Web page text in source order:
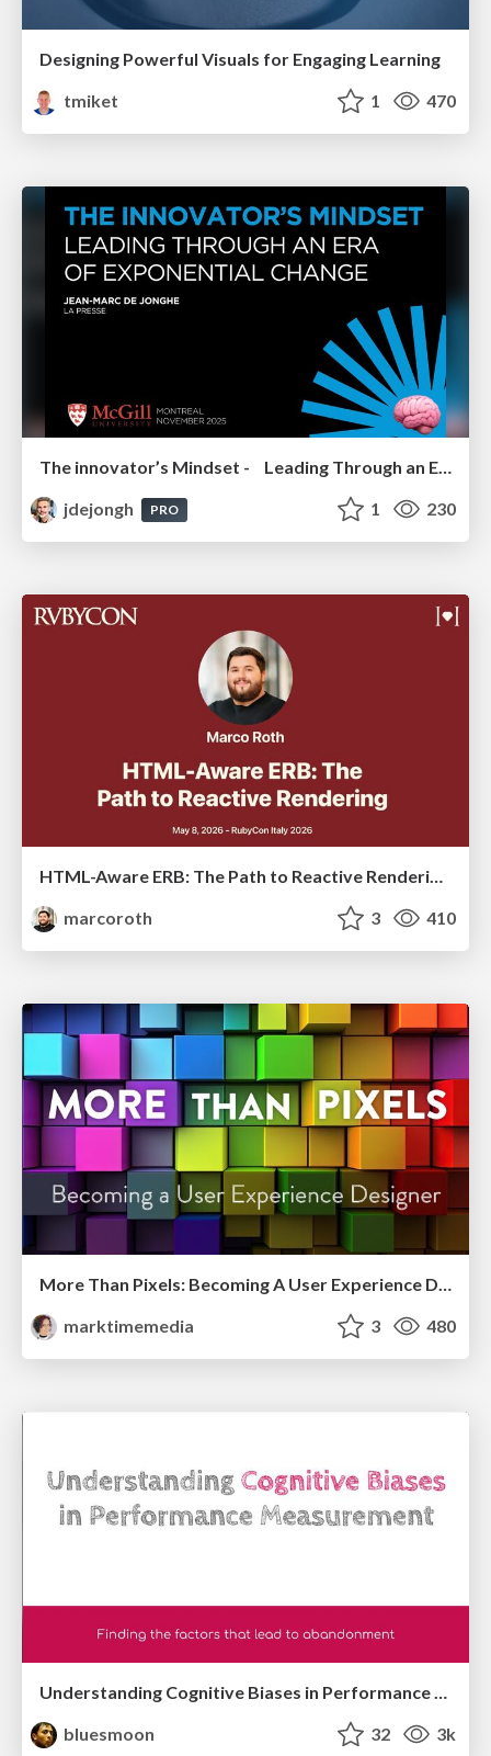
Designing Powerful Visuals for Engaging Learning
tmiket
1 470
The innovator’s Mindset - Leading Through an Era of Exponential Change - McGill University 2025
jdejongh
PRO 1 230
marcoroth
3 410
More Than Pixels: Becoming A User Experience Designer
marktimemedia
3 480
Understanding Cognitive Biases in Performance Measurement
bluesmoon
32 3k